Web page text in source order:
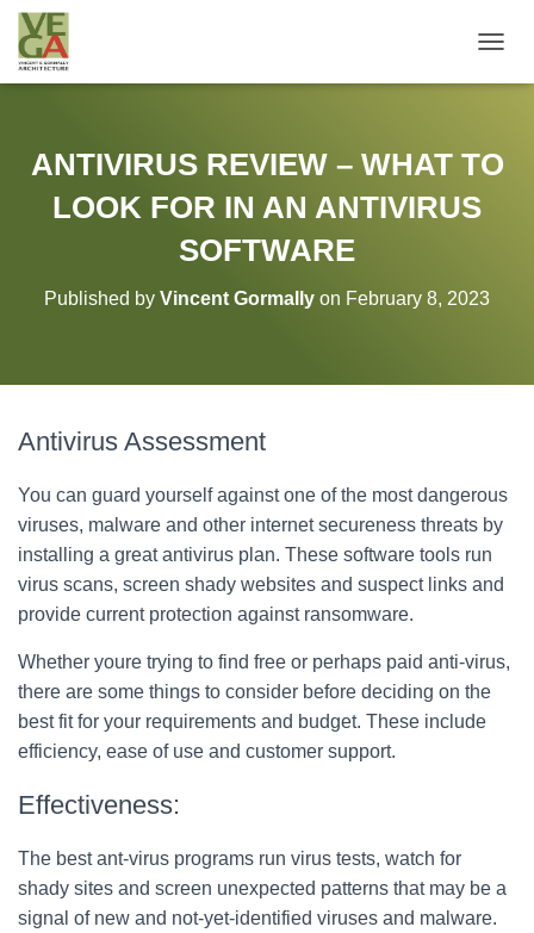
O
L
E
ANTIVIRUS REVIEW – WHAT TO
LOOK FOR IN AN ANTIVIRUS
SOFTWARE
Published by Vincent Gormally on February 8, 2023
Antivirus Assessment
You can guard yourself against one of the most dangerous
viruses, malware and other internet secureness threats by
installing a great antivirus plan. These software tools run
virus scans, screen shady websites and suspect links and
provide current protection against ransomware.
Whether youre trying to find free or perhaps paid anti-virus,
there are some things to consider before deciding on the
best fit for your requirements and budget. These include
efficiency, ease of use and customer support.
Effectiveness:
The best ant-virus programs run virus tests, watch for
shady sites and screen unexpected patterns that may be a
signal of new and not-yet-identified viruses and malware.